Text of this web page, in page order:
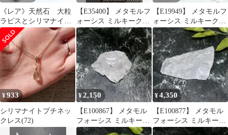
《レア》天然石 大粒
ラピスとシリマナイト
のピアス S925 天然石
ピアス
【E35400】 メタモルフ
ォーシス ミルキークォ
ーツ 水晶 パワーストー
ン 天然石 鉱物 原石
【E19949】 メタモルフ
ォーシス ミルキークォ
ーツ 水晶 パワーストー
ン 天然石 鉱物 原石
¥933
シリマナイトプチネッ
クレス(72)
¥2,150
【E100867】 メタモル
フォーシス ミルキーク
ォーツ 水晶 パワースト
¥4,350
【E100877】 メタモル
フォーシス ミルキーク
ォーツ 水晶 パワースト